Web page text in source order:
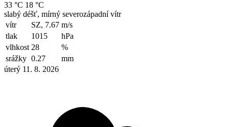
33 °C 18 °C
slabý déšť, mírný severozápadní vítr
vítr
SZ, 7.67 m/s
tlak
1015
hPa
vlhkost 28
%
srážky 0.27
mm
úterý 11. 8. 2026